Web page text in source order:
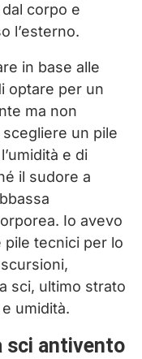
corpo e
l’esterno.
in base alle
optare per un
ma non
un pile
e di
il sudore a
Io avevo
pile tecnici per lo
sci, ultimo strato
umidità.
sci antivento